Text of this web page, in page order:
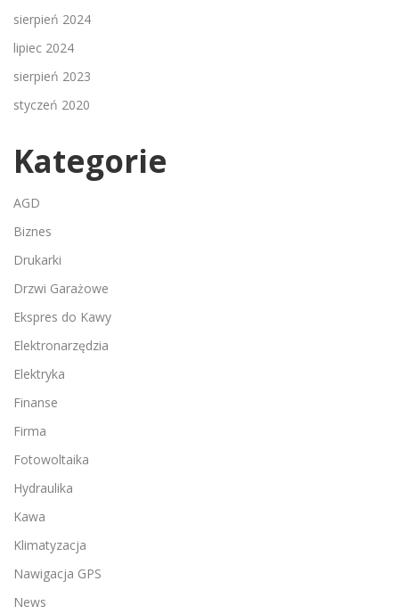
sierpień 2024
lipiec 2024
sierpień 2023
styczeń 2020
Kategorie
AGD
Biznes
Drukarki
Drzwi Garażowe
Ekspres do Kawy
Elektronarzędzia
Elektryka
Finanse
Firma
Fotowoltaika
Hydraulika
Kawa
Klimatyzacja
Nawigacja GPS
News